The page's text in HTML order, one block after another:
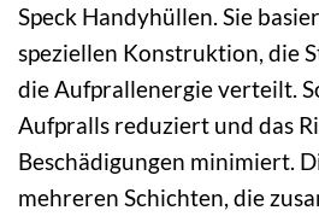
Speck Handyhüllen. Sie
speziellen Konstruktion, die
die Aufprallenergie verteilt.
Aufpralls reduziert und das
Beschädigungen minimiert.
mehreren Schichten, die